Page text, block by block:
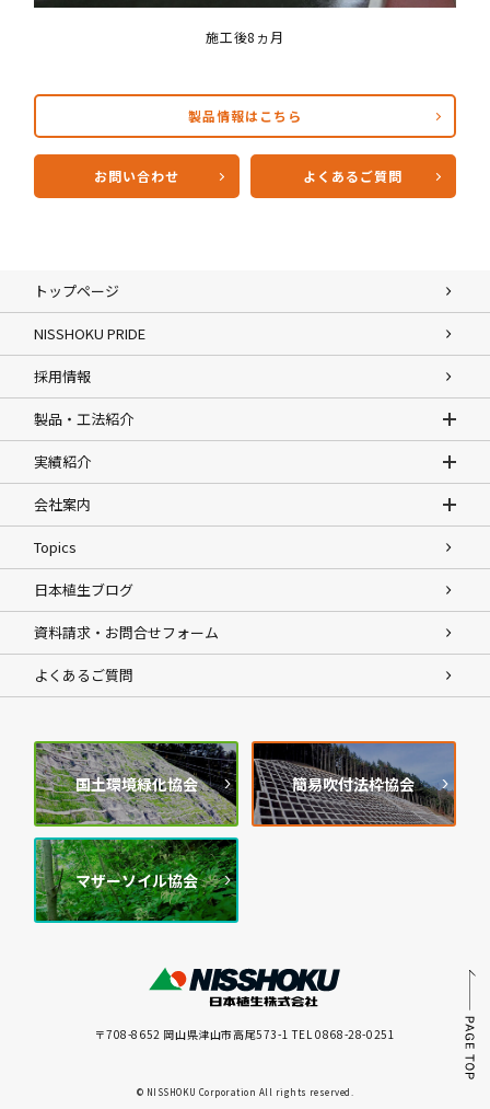
施工後8ヵ月
製品情報はこちら
お問い合わせ よくあるご質問
トップページ
NISSHOKU PRIDE
採用情報
製品・工法紹介
実績紹介
会社案内
Topics
日本植生ブログ
資料請求・お問合せフォーム
よくあるご質問
国土環境緑化協会 簡易吹付法枠協会
マザーソイル協会
〒708-8652 岡山県津山市高尾573-1 TEL 0868-28-0251
© NISSHOKU Corporation All rights reserved.